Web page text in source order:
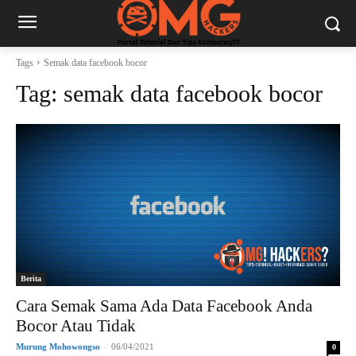
Tags Semak data facebook bocor
Tag: semak data facebook bocor
Berita
Cara Semak Sama Ada Data Facebook Anda
Bocor Atau Tidak
Murung Mohowongso - 06/04/2021 0